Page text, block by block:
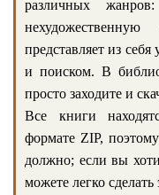
различных
представляет из
и поиском. В
просто заходите и
Все книги
формате ZIP,
должно; если вы
можете легко